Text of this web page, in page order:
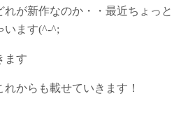
が新作なのか・・最近ちょっと
います(^-^;
ます
からも載せていきます！